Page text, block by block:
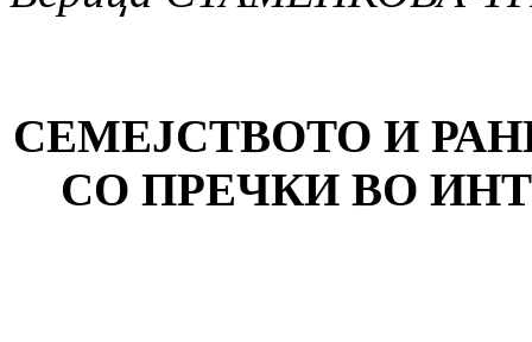
СЕМЕЈСТВОТО И
СО ПРЕЧКИ ВО